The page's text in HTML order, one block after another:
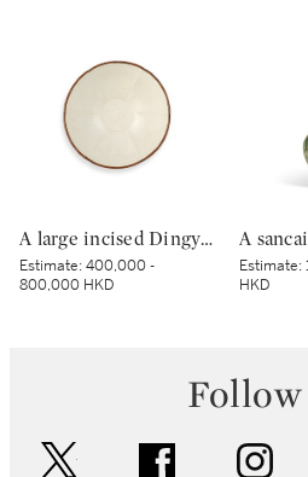
A large incised Dingyao 'peony' bowl, Northern Song dynasty | 北宋 定窰白釉劃牡丹紋分格盌
Estimate:400,000 -
800,000 HKD
Estimate:
HKD
Follow
facebook